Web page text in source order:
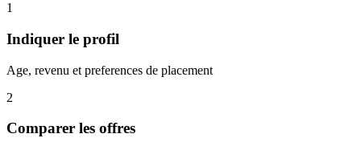
1
Indiquer le profil
Age, revenu et preferences de placement
2
Comparer les offres